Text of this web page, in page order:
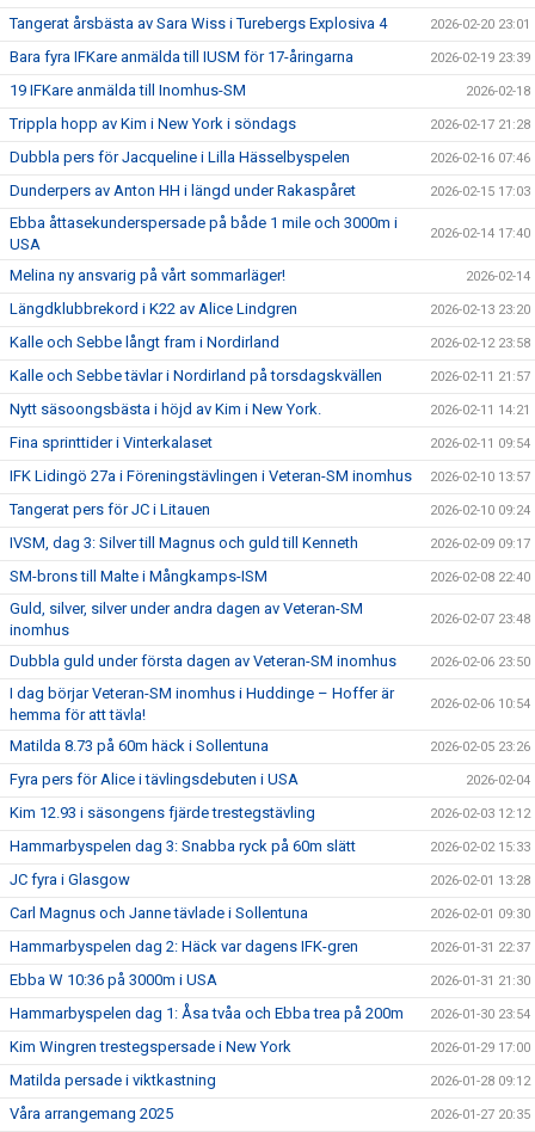
Tangerat årsbästa av Sara Wiss i Turebergs Explosiva 4 2026-02-20 23:01
Bara fyra IFKare anmälda till IUSM för 17-åringarna 2026-02-19 23:39
19 IFKare anmälda till Inomhus-SM 2026-02-18
Trippla hopp av Kim i New York i söndags 2026-02-17 21:28
Dubbla pers för Jacqueline i Lilla Hässelbyspelen 2026-02-16 07:46
Dunderpers av Anton HH i längd under Rakaspåret 2026-02-15 17:03
Ebba åttasekunderspersade på både 1 mile och 3000m i
USA
2026-02-14 17:40
Melina ny ansvarig på vårt sommarläger! 2026-02-14
Längdklubbrekord i K22 av Alice Lindgren 2026-02-13 23:20
Kalle och Sebbe långt fram i Nordirland 2026-02-12 23:58
Kalle och Sebbe tävlar i Nordirland på torsdagskvällen 2026-02-11 21:57
Nytt säsoongsbästa i höjd av Kim i New York. 2026-02-11 14:21
Fina sprinttider i Vinterkalaset 2026-02-11 09:54
IFK Lidingö 27a i Föreningstävlingen i Veteran-SM inomhus 2026-02-10 13:57
Tangerat pers för JC i Litauen 2026-02-10 09:24
IVSM, dag 3: Silver till Magnus och guld till Kenneth 2026-02-09 09:17
SM-brons till Malte i Mångkamps-ISM 2026-02-08 22:40
Guld, silver, silver under andra dagen av Veteran-SM
inomhus
2026-02-07 23:48
Dubbla guld under första dagen av Veteran-SM inomhus 2026-02-06 23:50
I dag börjar Veteran-SM inomhus i Huddinge – Hoffer är
hemma för att tävla!
2026-02-06 10:54
Matilda 8.73 på 60m häck i Sollentuna 2026-02-05 23:26
Fyra pers för Alice i tävlingsdebuten i USA 2026-02-04
Kim 12.93 i säsongens fjärde trestegstävling 2026-02-03 12:12
Hammarbyspelen dag 3: Snabba ryck på 60m slätt 2026-02-02 15:33
JC fyra i Glasgow 2026-02-01 13:28
Carl Magnus och Janne tävlade i Sollentuna 2026-02-01 09:30
Hammarbyspelen dag 2: Häck var dagens IFK-gren 2026-01-31 22:37
Ebba W 10:36 på 3000m i USA 2026-01-31 21:30
Hammarbyspelen dag 1: Åsa tvåa och Ebba trea på 200m 2026-01-30 23:54
Kim Wingren trestegspersade i New York 2026-01-29 17:00
Matilda persade i viktkastning 2026-01-28 09:12
Våra arrangemang 2025 2026-01-27 20:35